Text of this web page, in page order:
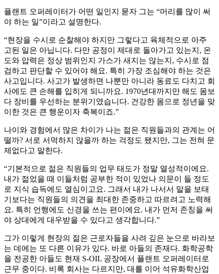
플랜트 오퍼레이터가 어떤 일인지 묻자 그는 “머리를 많이 써
야 하는 일”이라고 설명한다.
“현장을 수시로 순찰해야 하지만 그렇다고 육체적으로 아주
고된 일은 아닙니다. 다만 공정이 제대로 돌아가고 있는지, 온
도와 압력은 정상 범위인지 가스가 새지는 않는지, 수시로 점
검하고 판단할 수 있어야 해요. 특히 가장 조심해야 하는 것은
사고입니다. 사고가 발생하면 나뿐만 아니라 동료도 다치고 회
사에도 큰 손해를 입히게 되니까요. 1970년대까지만 해도 몸보
다 장비를 우선하는 분위기였습니다. 건강한 몸으로 정년을 맞
이한 것은 큰 행운이자 축복이죠.”
나이와 경험에서 많은 차이가 나는 젊은 직원들과의 관계는 어
떨까? 서로 서먹하지 않을까 하는 걱정도 됐지만, 그는 전혀 문
제없다고 말한다.
“기본적으로 젊은 직원들의 업무 태도가 정말 열성적이에요.
내가 젊었을 때 이들처럼 공부한 적이 있었나 의문이 들 정도
로 지식 습득에도 열심이고요. 그래서 내가 나서서 말을 보태
기보다는 직원들의 의견을 최대한 존중하고 따르려고 노력해
요. 특히 언행에도 신경을 쓰는 편이에요. 내가 먼저 존칭을 써
야 상대에게 대우받을 수 있다고 생각합니다.”
그가 이렇게 현장의 젊은 근로자들을 사려 깊은 눈으로 바라보
는 데에는 또 다른 이유가 있다. 바로 아들의 존재다. 화학공학
을 전공한 아들도 현재 S-OIL 공장에서 플랜트 오퍼레이터로
근무 중이다. 비록 회사는 다르지만, 대를 이어 석유화학산업